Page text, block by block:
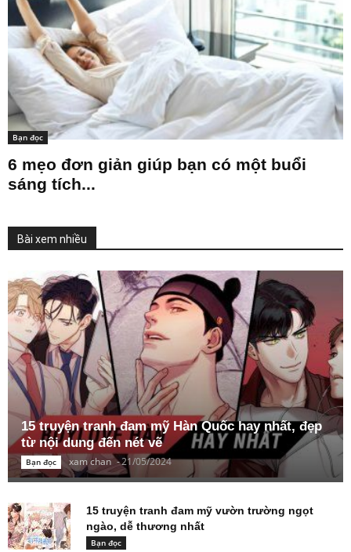
Bạn đọc
6 mẹo đơn giản giúp bạn có một buổi
sáng tích...
Bài xem nhiều
15 truyện tranh đam mỹ Hàn Quốc hay nhất, đẹp
từ nội dung đến nét vẽ
Bạn đọc xam chan -21/05/2024
15 truyện tranh đam mỹ vườn trường ngọt
ngào, dễ thương nhất
Bạn đọc